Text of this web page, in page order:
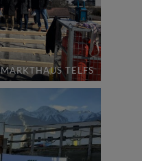
MARKTHAUS TELFS